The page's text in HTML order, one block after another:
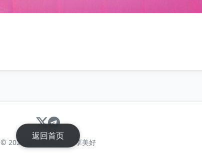
返回首页
© 2024 请不要害羞 - 分享美好